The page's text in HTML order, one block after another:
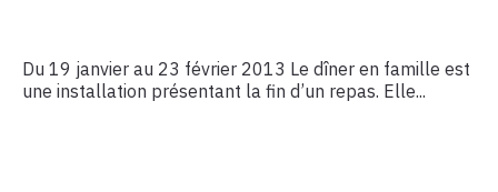
Du 19 janvier au 23 février 2013 Le dîner en famille est
une installation présentant la fin d’un repas. Elle...